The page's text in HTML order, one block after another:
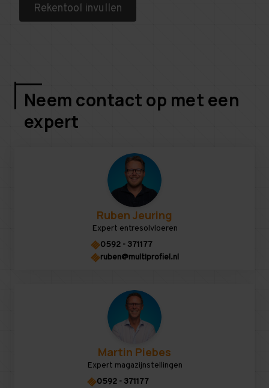
Rekentool invullen
Neem contact op met een
expert
Ruben Jeuring
Expert entresolvloeren
0592 - 371177
ruben@multiprofiel.nl
Martin Piebes
Expert magazijnstellingen
0592 - 371177